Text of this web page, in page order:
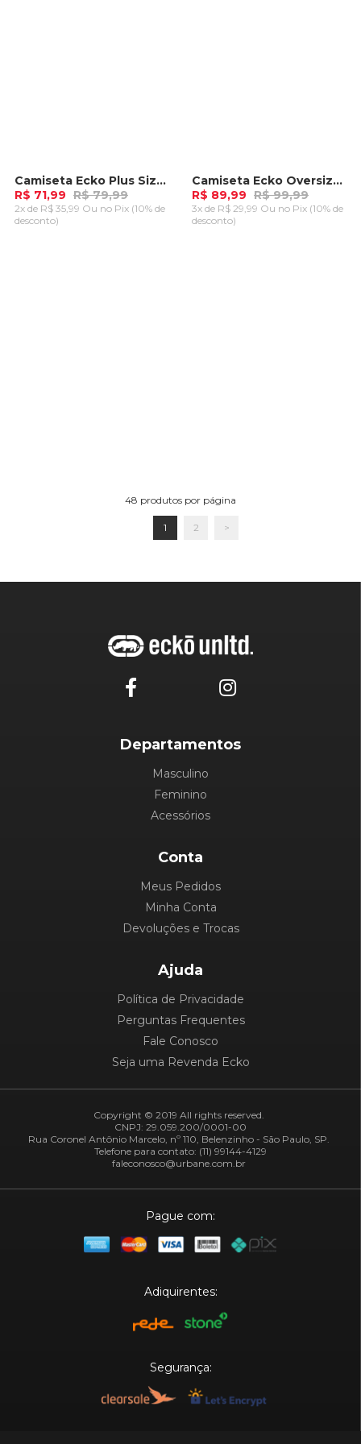
-10%
Camiseta Ecko Plus Size Fashion Basic Azul
R$ 71,99 R$ 79,99
2x de R$ 35,99 Ou no Pix (10% de
desconto)
-10%
Camiseta Ecko Oversize Especial Recortada Azul Marinho
R$ 89,99 R$ 99,99
3x de R$ 29,99 Ou no Pix (10% de
desconto)
48 produtos por página
1 2 >
Departamentos
Masculino
Feminino
Acessórios
Conta
Meus Pedidos
Minha Conta
Devoluções e Trocas
Ajuda
Política de Privacidade
Perguntas Frequentes
Fale Conosco
Seja uma Revenda Ecko
Copyright © 2019 All rights reserved.
CNPJ: 29.059.200/0001-00
Rua Coronel Antônio Marcelo, nº 110, Belenzinho - São Paulo, SP.
Telefone para contato: (11) 99144-4129
faleconosco@urbane.com.br
Pague com:
Adiquirentes:
Segurança: